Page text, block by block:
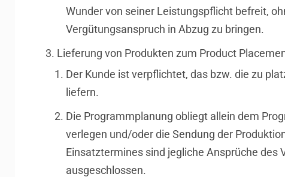
Wunder von seiner Leistungspflicht befreit,
Vergütungsanspruch in Abzug zu bringen.
Lieferung von Produkten zum Product
Der Kunde ist verpflichtet, das bzw. die zu
liefern.
Die Programmplanung obliegt allein dem
verlegen und/oder die Sendung der
Einsatztermines sind jegliche Ansprüche
ausgeschlossen.